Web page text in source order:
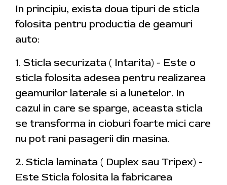
In principiu, exista doua tipuri de sticla
folosita pentru productia de geamuri
auto:
1. Sticla securizata ( Intarita) - Este o
sticla folosita adesea pentru realizarea
geamurilor laterale si a lunetelor. In
cazul in care se sparge, aceasta sticla
se transforma in cioburi foarte mici care
nu pot rani pasagerii din masina.
2. Sticla laminata ( Duplex sau Tripex) -
Este Sticla folosita la fabricarea